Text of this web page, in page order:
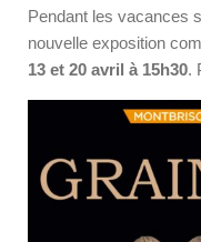
Pendant les vacances
nouvelle exposition
13 et 20 avril à 15h30.